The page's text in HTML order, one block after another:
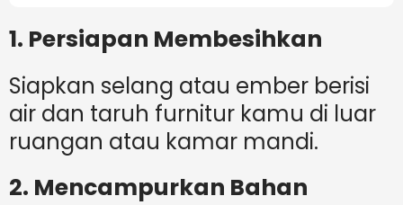
1. Persiapan Membesihkan
Siapkan selang atau ember berisi
air dan taruh furnitur kamu di luar
ruangan atau kamar mandi.
2. Mencampurkan Bahan